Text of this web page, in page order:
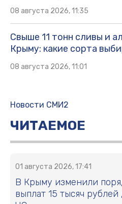
08 августа 2026, 11:35
Свыше 11 тонн сливы и
Крыму: какие сорта
08 августа 2026, 11:01
Новости СМИ2
ЧИТАЕМОЕ
01 августа 2026, 17:41
В Крыму изменили
выплат 15 тысяч